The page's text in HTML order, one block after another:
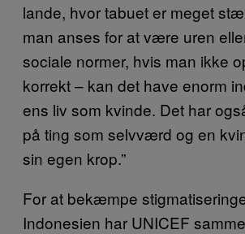
lande, hvor tabuet er meget
man anses for at være uren
sociale normer, hvis man ikke
korrekt – kan det have enorm
ens liv som kvinde. Det har
på ting som selvværd og en
sin egen krop.”
For at bekæmpe
Indonesien har UNICEF